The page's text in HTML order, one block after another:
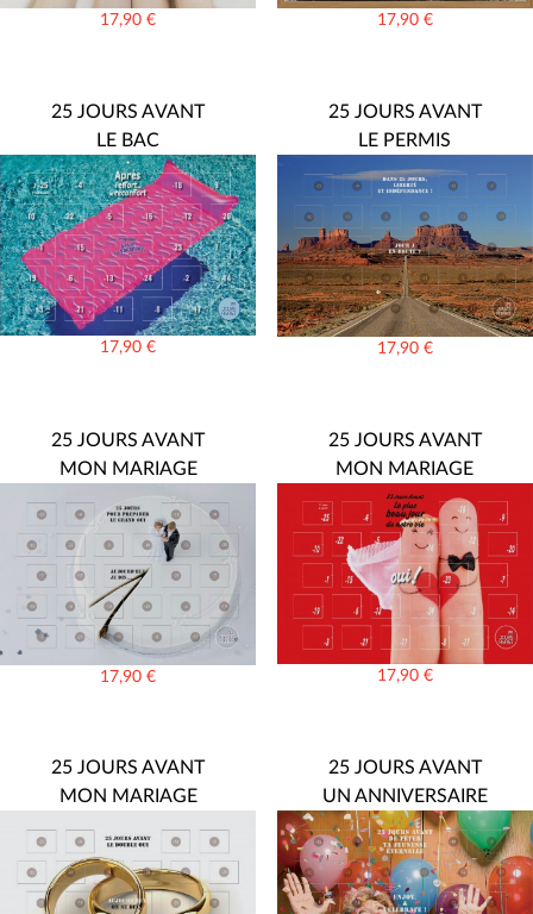
17,90€ 17,90 €
25 JOURS AVANT
LE BAC
17,90€
25 JOURS AVANT
LE PERMIS
17,90 €
25 JOURS AVANT
MON MARIAGE
17,90€
25 JOURS AVANT
MON MARIAGE
17,90 €
25 JOURS AVANT
MON MARIAGE
25 JOURS AVANT
UN ANNIVERSAIRE